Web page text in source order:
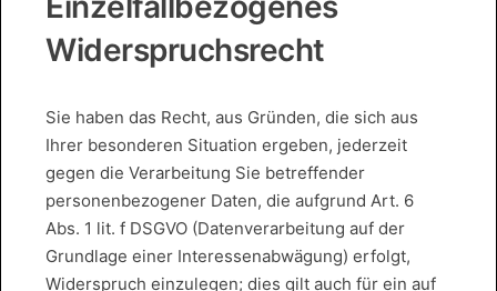
Widerspruchsrecht
Sie haben das Recht, aus Gründen, die sich aus
Ihrer besonderen Situation ergeben, jederzeit
gegen die Verarbeitung Sie betreffender
personenbezogener Daten, die aufgrund Art. 6
Abs. 1 lit. f DSGVO (Datenverarbeitung auf der
Grundlage einer Interessenabwägung) erfolgt,
Widerspruch einzulegen; dies gilt auch für ein auf